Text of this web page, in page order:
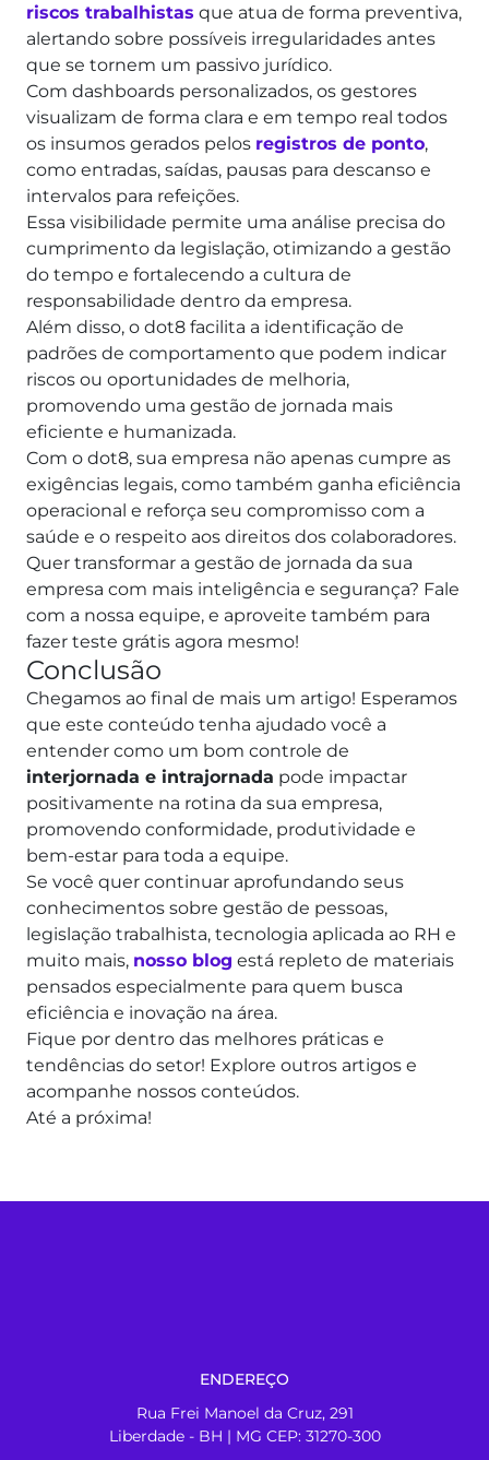
riscos trabalhistas que atua de forma preventiva,
alertando sobre possíveis irregularidades antes
que se tornem um passivo jurídico.
Com dashboards personalizados, os gestores
visualizam de forma clara e em tempo real todos
os insumos gerados pelos registros de ponto,
como entradas, saídas, pausas para descanso e
intervalos para refeições.
Essa visibilidade permite uma análise precisa do
cumprimento da legislação, otimizando a gestão
do tempo e fortalecendo a cultura de
responsabilidade dentro da empresa.
Além disso, o dot8 facilita a identificação de
padrões de comportamento que podem indicar
riscos ou oportunidades de melhoria,
promovendo uma gestão de jornada mais
eficiente e humanizada.
Com o dot8, sua empresa não apenas cumpre as
exigências legais, como também ganha eficiência
operacional e reforça seu compromisso com a
saúde e o respeito aos direitos dos colaboradores.
Quer transformar a gestão de jornada da sua
empresa com mais inteligência e segurança? Fale
com a nossa equipe, e aproveite também para
fazer teste grátis agora mesmo!
Conclusão
Chegamos ao final de mais um artigo! Esperamos
que este conteúdo tenha ajudado você a
entender como um bom controle de
interjornada e intrajornada pode impactar
positivamente na rotina da sua empresa,
promovendo conformidade, produtividade e
bem-estar para toda a equipe.
Se você quer continuar aprofundando seus
conhecimentos sobre gestão de pessoas,
legislação trabalhista, tecnologia aplicada ao RH e
muito mais, nosso blog está repleto de materiais
pensados especialmente para quem busca
eficiência e inovação na área.
Fique por dentro das melhores práticas e
tendências do setor! Explore outros artigos e
acompanhe nossos conteúdos.
Até a próxima!
ENDEREÇO
Rua Frei Manoel da Cruz, 291
Liberdade - BH | MG CEP: 31270-300